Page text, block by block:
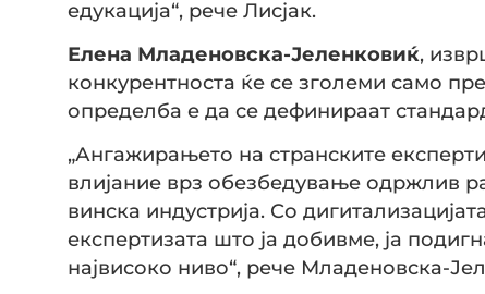
едукација“, рече Лисјак.
Елена Младеновска-Јеленковиќ,
конкурентноста ќе се зголеми само
определба е да се дефинираат
„Ангажирањето на странските
влијание врз обезбедување одржлив
винска индустрија. Со
експертизата што ја добивме, ја
највисоко ниво“, рече Младеновска-